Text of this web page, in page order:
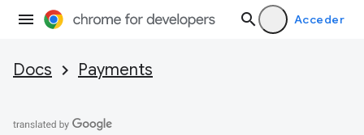
Acceder
Docs Payments